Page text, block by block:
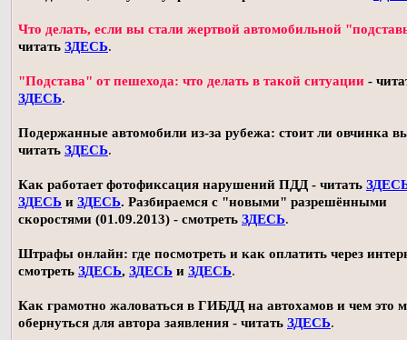
Что делать, если вы стали жертвой автомобильной
читать ЗДЕСЬ.
"Подстава" от пешехода: что делать в такой ситуации -
ЗДЕСЬ.
Подержанные автомобили из-за рубежа: стоит ли овчинка
читать ЗДЕСЬ.
Как работает фотофиксация нарушений ПДД - читать
ЗДЕСЬ и ЗДЕСЬ. Разбираемся с "новыми" разрешёнными
скоростями (01.09.2013) - смотреть ЗДЕСЬ.
Штрафы онлайн: где посмотреть и как оплатить через
смотреть ЗДЕСЬ, ЗДЕСЬ и ЗДЕСЬ.
Как грамотно жаловаться в ГИБДД на автохамов и чем это
обернуться для автора заявления - читать ЗДЕСЬ.